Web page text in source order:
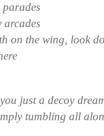
arcades
on the wing, look
just a decoy
tumbling all